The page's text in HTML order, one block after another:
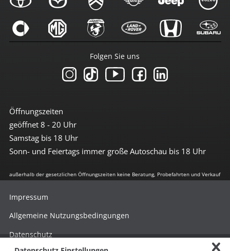
Öffnungszeiten
geöffnet 8 - 20 Uhr
Samstag bis 18 Uhr
Sonn- und Feiertags immer große Autoschau bis 18 Uhr
Folgen Sie uns
außerhalb der gesetzlichen Öffnungszeiten keine Beratung, Probefahrten und Verkauf
Impressum
Allgemeine Nutzungsbedingungen
Datenschutz